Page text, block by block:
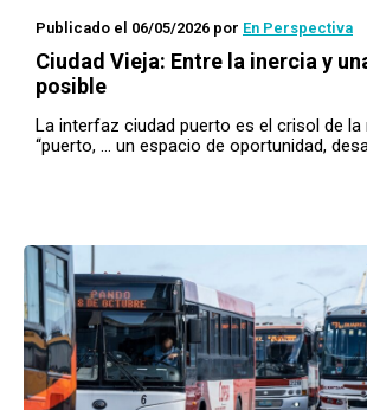
Publicado el 06/05/2026 por En Perspectiva
Ciudad Vieja: Entre la inercia y
posible
La interfaz ciudad puerto es el crisol de la
“puerto, … un espacio de oportunidad,